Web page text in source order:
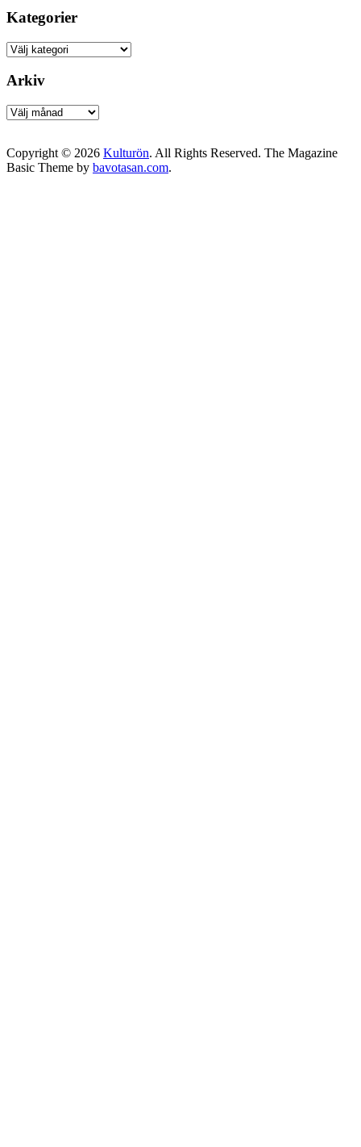
Kategorier
Kategorier
Arkiv
Arkiv
Copyright © 2026 Kulturön. All Rights Reserved. The Magazine
Basic Theme by bavotasan.com.